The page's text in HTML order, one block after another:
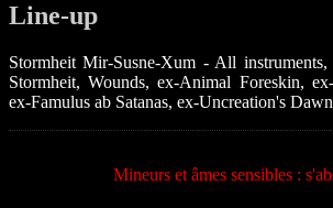
Line-up
Stormheit Mir-Susne-Xum - All
Stormheit, Wounds, ex-Animal Foreskin,
ex-Famulus ab Satanas, ex-Uncreation's
Mineurs et âmes sensibles :